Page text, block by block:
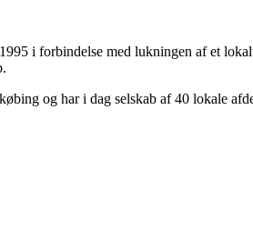
i forbindelse med lukningen af et
og har i dag selskab af 40 lokale